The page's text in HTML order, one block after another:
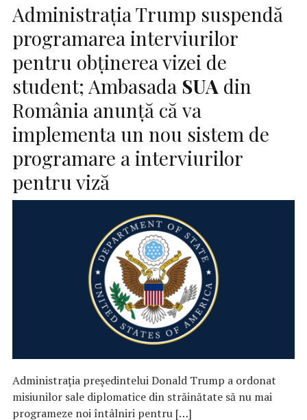
Administrația Trump suspendă
programarea interviurilor
pentru obţinerea vizei de
student; Ambasada SUA din
România anunţă că va
implementa un nou sistem de
programare a interviurilor
pentru viză
Administrația președintelui Donald Trump a ordonat
misiunilor sale diplomatice din străinătate să nu mai
programeze noi întâlniri pentru […]